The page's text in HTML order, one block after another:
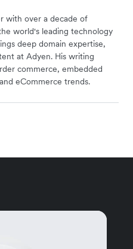
with over a decade of
world's leading technology
deep domain expertise,
at Adyen. His writing
commerce, embedded
eCommerce trends.